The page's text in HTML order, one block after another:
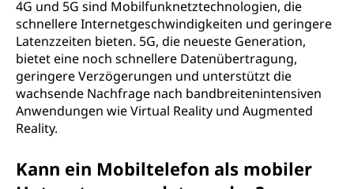
4G und 5G sind Mobilfunknetztechnologien, die
schnellere Internetgeschwindigkeiten und geringere
Latenzzeiten bieten. 5G, die neueste Generation,
bietet eine noch schnellere Datenübertragung,
geringere Verzögerungen und unterstützt die
wachsende Nachfrage nach bandbreitenintensiven
Anwendungen wie Virtual Reality und Augmented
Reality.
Kann ein Mobiltelefon als mobiler